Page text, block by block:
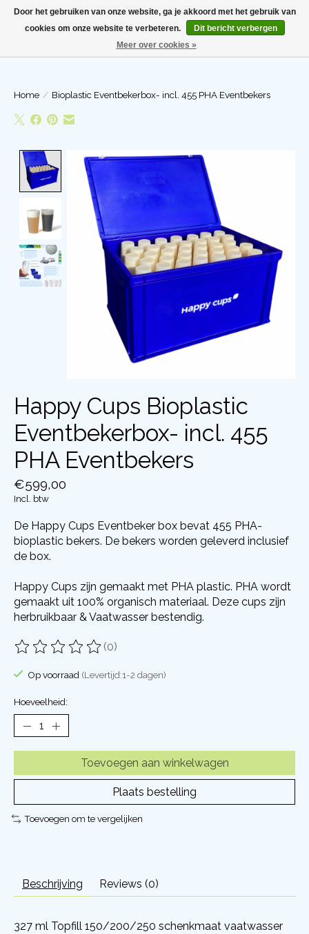
Home / Bioplastic Eventbekerbox- incl. 455 PHA Eventbekers
Product image slideshow Items
Happy Cups Bioplastic
Eventbekerbox- incl. 455
PHA Eventbekers
€599,00
Incl. btw
De Happy Cups Eventbeker box bevat 455 PHA-
bioplastic bekers. De bekers worden geleverd inclusief
de box.
Happy Cups zijn gemaakt met PHA plastic. PHA wordt
gemaakt uit 100% organisch materiaal. Deze cups zijn
herbruikbaar & Vaatwasser bestendig.
De beoordeling van dit product is
(0)
Op voorraad (Levertijd:1-2 dagen)
Hoeveelheid:
Toevoegen aan winkelwagen
Plaats bestelling
Toevoegen om te vergelijken
Beschrijving Reviews (0)
327 ml Topfill 150/200/250 schenkmaat vaatwasser
Door het gebruiken van onze website, ga je akkoord met het gebruik van
cookies om onze website te verbeteren.
Dit bericht verbergen
Meer over cookies »